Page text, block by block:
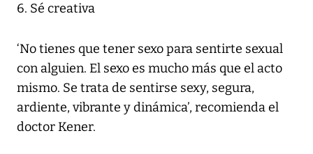
6. Sé creativa
‘No tienes que tener sexo para sentirte sexual
con alguien. El sexo es mucho más que el acto
mismo. Se trata de sentirse sexy, segura,
ardiente, vibrante y dinámica’, recomienda el
doctor Kener.